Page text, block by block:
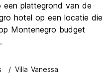
een plattegrond van de
hotel op een locatie die
Montenegro budget
Villa Vanessa